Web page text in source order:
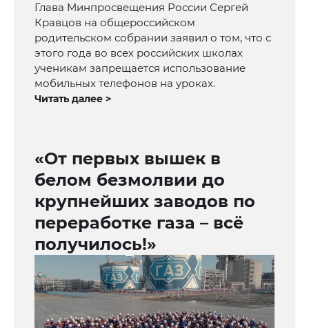
Глава Минпросвещения России Сергей
Кравцов на общероссийском
родительском собрании заявил о том, что с
этого года во всех российских школах
ученикам запрещается использование
мобильных телефонов на уроках.
Читать далее >
«От первых вышек в
белом безмолвии до
крупнейших заводов по
переработке газа – всё
получилось!»